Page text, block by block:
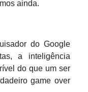
ainda.
do Google
a inteligência
do que um ser
game over